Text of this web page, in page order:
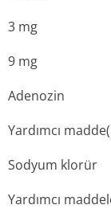
3 mg
9 mg
Adenozin
Yardımcı
Sodyum klorür
Yardımcı